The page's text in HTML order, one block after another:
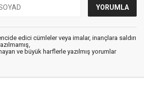
edici cümleler veya imalar, inançlara saldırı
ve büyük harflerle yazılmış yorumlar